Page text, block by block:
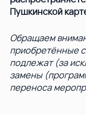
Пушкинской
Обращаем
приобретённые
подлежат (за
замены
переноса